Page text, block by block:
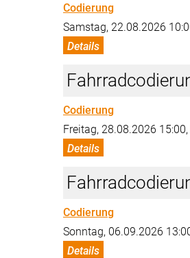
Codierung
Samstag, 22.08.2026
Details
Codierung
Freitag, 28.08.2026 15:00,
Details
Codierung
Sonntag, 06.09.2026
Details